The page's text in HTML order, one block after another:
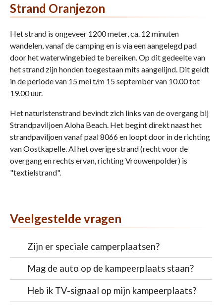
Strand Oranjezon
Het strand is ongeveer 1200 meter, ca. 12 minuten
wandelen, vanaf de camping en is via een aangelegd pad
door het waterwingebied te bereiken. Op dit gedeelte van
het strand zijn honden toegestaan mits aangelijnd. Dit geldt
in de periode van 15 mei t/m 15 september van 10.00 tot
19.00 uur.
Het naturistenstrand bevindt zich links van de overgang bij
Strandpaviljoen Aloha Beach. Het begint direkt naast het
strandpaviljoen vanaf paal 8066 en loopt door in de richting
van Oostkapelle. Al het overige strand (recht voor de
overgang en rechts ervan, richting Vrouwenpolder) is
"textielstrand".
Veelgestelde vragen
Zijn er speciale camperplaatsen?
Mag de auto op de kampeerplaats staan?
Heb ik TV-signaal op mijn kampeerplaats?